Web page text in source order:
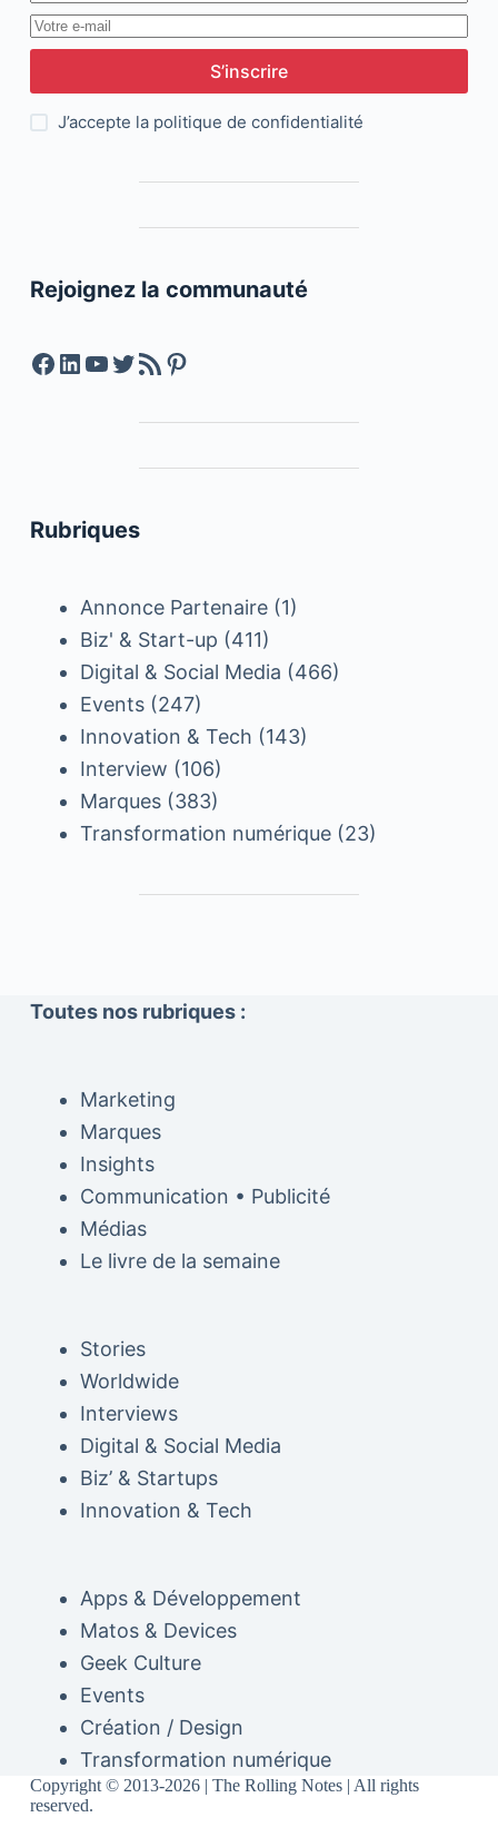
S’inscrire
J’accepte la politique de confidentialité
Rejoignez la communauté
Facebook
LinkedIn
YouTube
Twitter
Feed RSSPinterest
Rubriques
Annonce Partenaire(1)
Biz' & Start-up (411)
Digital & Social Media (466)
Events(247)
Innovation & Tech (143)
Interview (106)
Marques(383)
Transformation numérique(23)
Toutes nos rubriques :
Marketing
Marques
Insights
Communication • Publicité
Médias
Le livre de la semaine
Stories
Worldwide
Interviews
Digital & Social Media
Biz’ & Startups
Innovation & Tech
Apps & Développement
Matos & Devices
Geek Culture
Events
Création / Design
Transformation numérique
Copyright © 2013-2026 | The Rolling Notes | All rights
reserved.